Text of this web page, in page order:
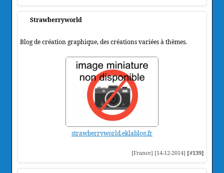
Strawberryworld
Blog de création graphique, des créations variées à thèmes.
strawberryworld.eklablog.fr
[France] [14-12-2014] [#139]